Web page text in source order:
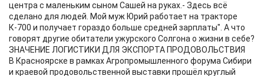
центра с маленьким сыном Сашей на руках.- Здесь всё
сделано для людей. Мой муж Юрий работает на тракторе
К-700 и получает гораздо больше средней зарплаты". А что
говорят другие обитатели ужурского Солгона о жизни в себе?
ЗНАЧЕНИЕ ЛОГИСТИКИ ДЛЯ ЭКСПОРТА ПРОДОВОЛЬСТВИЯ
В Красноярске в рамках Агропромышленного форума Сибири
и краевой продовольственной выставки прошёл круглый